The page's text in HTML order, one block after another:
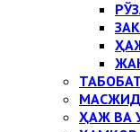
МАСЖИД
ҲАЖ ВА